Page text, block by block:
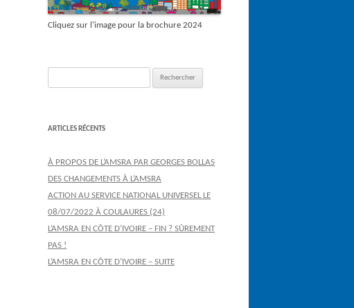
Cliquez sur l'image pour la brochure 2024
ARTICLES RÉCENTS
À PROPOS DE L’AMSRA PAR GEORGES BOLLAS
DES CHANGEMENTS À L’AMSRA
ACTION AU SERVICE NATIONAL UNIVERSEL LE
08/07/2022 À COULAURES (24)
L’AMSRA EN CÔTE D’IVOIRE – FIN ? SÛREMENT
PAS !
L’AMSRA EN CÔTE D’IVOIRE – SUITE